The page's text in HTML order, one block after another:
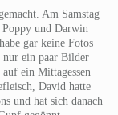
Am Samstag
und Darwin
gar keine Fotos
nur ein paar Bilder
ein Mittagessen
David hatte
und hat sich danach